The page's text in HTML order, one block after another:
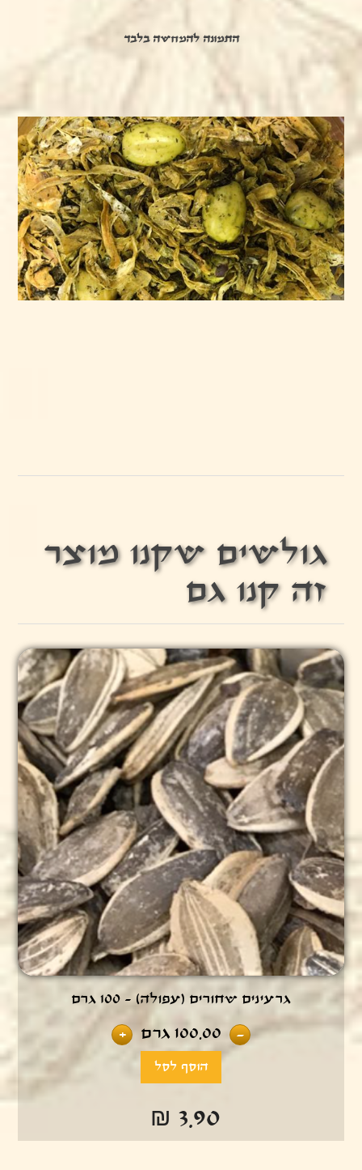
התמונה להמחשה בלבד
גולשים שקנו מוצר
זה קנו גם
גרעינים שחורים (עפולה) - 100 גרם
-
100.00 גרם +
₪ 3.90